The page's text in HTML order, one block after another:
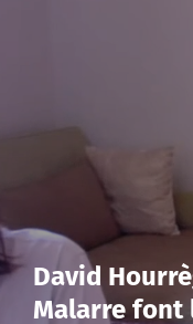
David
Malarre font